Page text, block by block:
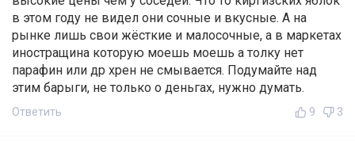
в этом году не видел они сочные и вкусные. А на
рынке лишь свои жёсткие и малосочные, а в маркетах
иностращина которую моешь моешь а толку нет
парафин или др хрен не смывается. Подумайте над
этим барыги, не только о деньгах, нужно думать.
Ответить 9 3